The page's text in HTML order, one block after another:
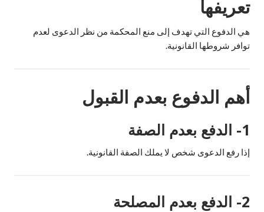
تعريفها
هي الدفوع التي تهدف إلى منع المحكمة من نظر الدعوى لعدم
توافر شروطها القانونية.
أهم الدفوع بعدم القبول
1- الدفع بعدم الصفة
إذا رفع الدعوى شخص لا يملك الصفة القانونية.
2- الدفع بعدم المصلحة